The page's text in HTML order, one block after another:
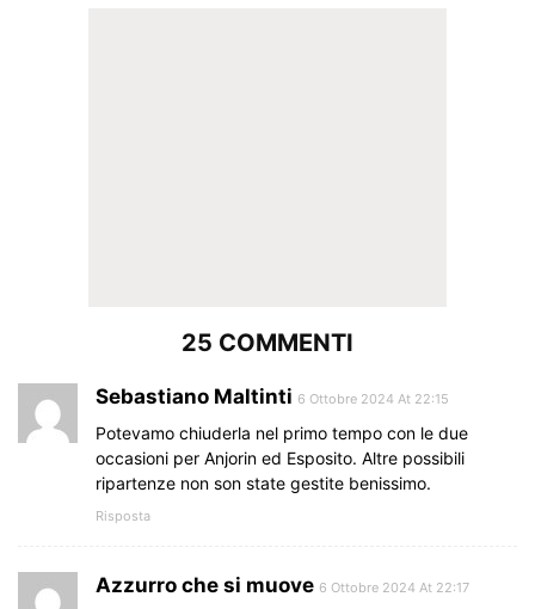
25 COMMENTI
Sebastiano Maltinti 6 Ottobre 2024 At 22:15
Potevamo chiuderla nel primo tempo con le due
occasioni per Anjorin ed Esposito. Altre possibili
ripartenze non son state gestite benissimo.
Risposta
Azzurro che si muove 6 Ottobre 2024 At 22:17